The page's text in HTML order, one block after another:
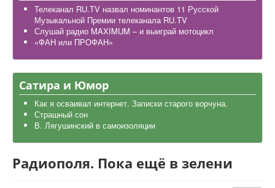
Карта района
Телеканал RU.TV назвал номинантов 11 Русской
Музыкальной Премии телеканала RU.TV
Слушай радио MAXIMUM – и выиграй мотоцикл
«ФАН или ПРОФАН»
Сатира и Юмор
Как я осваивал интернет. Записки старого ворчуна.
Страшный сон
В. Лягушинский в самоизоляции
Радиополя. Пока ещё в зелени